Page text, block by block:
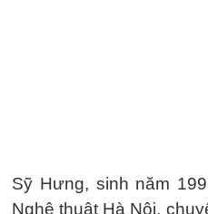
Sỹ Hưng, sinh năm
Nghệ thuật Hà Nội,